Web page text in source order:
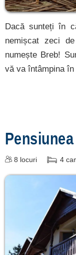
Dacă sunteți în
nemișcat zeci
numește Breb!
vă va întâmpina în
8 locuri 4